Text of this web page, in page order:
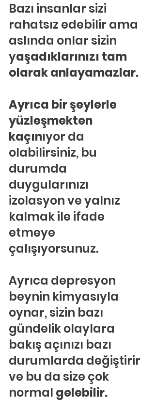
Bazı insanlar sizi
rahatsız edebilir ama
aslında onlar sizin
yaşadıklarınızı tam
olarak anlayamazlar.
Ayrıca bir şeylerle
yüzleşmekten
kaçınıyor da
olabilirsiniz, bu
durumda
duygularınızı
izolasyon ve yalnız
kalmak ile ifade
etmeye
çalışıyorsunuz.
Ayrıca depresyon
beynin kimyasıyla
oynar, sizin bazı
gündelik olaylara
bakış açınızı bazı
durumlarda değiştirir
ve bu da size çok
normal gelebilir.